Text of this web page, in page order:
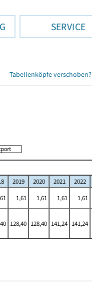
SERVICE
Tabellenköpfe verschoben?
2019 2020 2021 2022
1,61 1,61 1,61 1,61
128,40 128,40 141,24 141,24